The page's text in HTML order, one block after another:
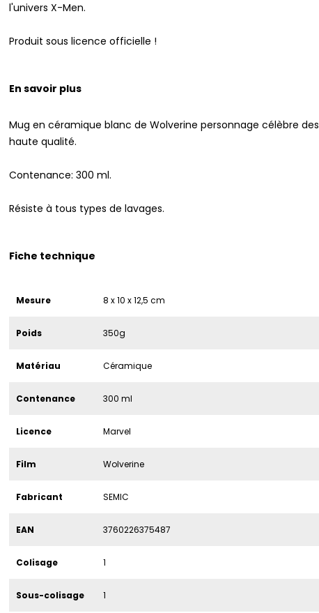
l'univers X-Men.
Produit sous licence officielle !
En savoir plus
Mug en céramique blanc de Wolverine personnage célèbre
haute qualité.
Contenance: 300 ml.
Résiste à tous types de lavages.
Fiche technique
Mesure 8 x 10 x 12,5 cm
Poids 350g
Matériau Céramique
Contenance 300 ml
Licence Marvel
Film Wolverine
Fabricant SEMIC
EAN 3760226375487
Colisage 1
Sous-colisage 1